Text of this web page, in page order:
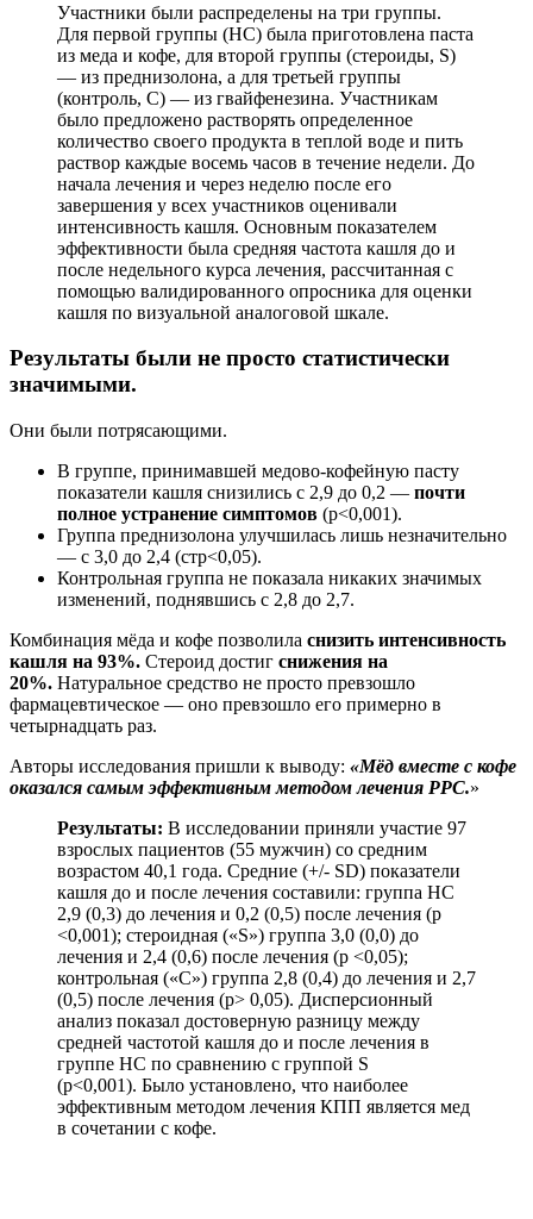
Участники были распределены на три группы.
Для первой группы (HC) была приготовлена паста
из меда и кофе, для второй группы (стероиды, S)
— из преднизолона, а для третьей группы
(контроль, C) — из гвайфенезина. Участникам
было предложено растворять определенное
количество своего продукта в теплой воде и пить
раствор каждые восемь часов в течение недели. До
начала лечения и через неделю после его
завершения у всех участников оценивали
интенсивность кашля. Основным показателем
эффективности была средняя частота кашля до и
после недельного курса лечения, рассчитанная с
помощью валидированного опросника для оценки
кашля по визуальной аналоговой шкале.
Результаты были не просто статистически
значимыми.
Они были потрясающими.
В группе, принимавшей медово-кофейную пасту
показатели кашля снизились с 2,9 до 0,2 — почти
полное устранение симптомов (p<0,001).
Группа преднизолона улучшилась лишь незначительно
— с 3,0 до 2,4 (стр<0,05).
Контрольная группа не показала никаких значимых
изменений, поднявшись с 2,8 до 2,7.
Комбинация мёда и кофе позволила снизить интенсивность
кашля на 93%. Стероид достиг снижения на
20%. Натуральное средство не просто превзошло
фармацевтическое — оно превзошло его примерно в
четырнадцать раз.
Авторы исследования пришли к выводу: «Мёд вместе с кофе
оказался самым эффективным методом лечения PPC.»
Результаты: В исследовании приняли участие 97
взрослых пациентов (55 мужчин) со средним
возрастом 40,1 года. Средние (+/- SD) показатели
кашля до и после лечения составили: группа HC
2,9 (0,3) до лечения и 0,2 (0,5) после лечения (p
<0,001); стероидная («S») группа 3,0 (0,0) до
лечения и 2,4 (0,6) после лечения (p <0,05);
контрольная («C») группа 2,8 (0,4) до лечения и 2,7
(0,5) после лечения (p> 0,05). Дисперсионный
анализ показал достоверную разницу между
средней частотой кашля до и после лечения в
группе HC по сравнению с группой S
(p<0,001). Было установлено, что наиболее
эффективным методом лечения КПП является мед
в сочетании с кофе.